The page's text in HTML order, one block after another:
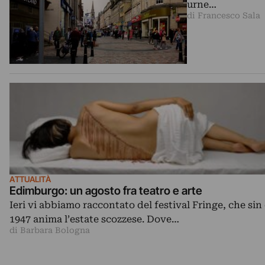
urne…
di Francesco Sala
ATTUALITÀ
Edimburgo: un agosto fra teatro e arte
Ieri vi abbiamo raccontato del festival Fringe, che sin
1947 anima l’estate scozzese. Dove…
di Barbara Bologna